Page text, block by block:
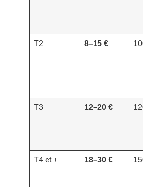
T2 8–15 €
T3 12–20 €
T4 et + 18–30 €